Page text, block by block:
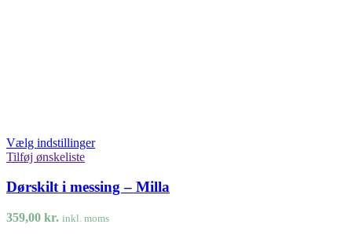
Vælg indstillinger
Tilføj ønskeliste
Dørskilt i messing – Milla
359,00 kr. inkl. moms